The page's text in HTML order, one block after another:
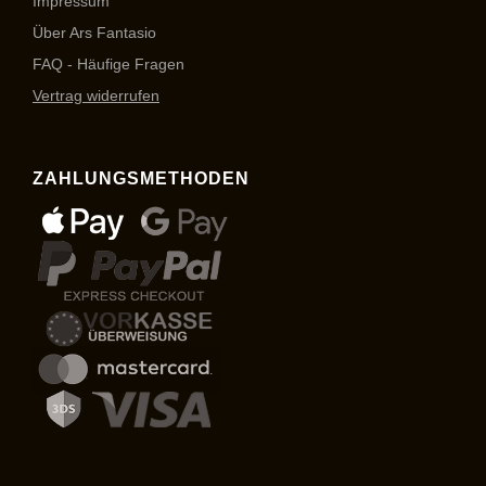
Über Ars Fantasio
FAQ - Häufige Fragen
Vertrag widerrufen
ZAHLUNGSMETHODEN